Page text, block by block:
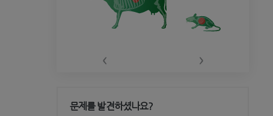
‹ ›
문제를 발견하셨나요?